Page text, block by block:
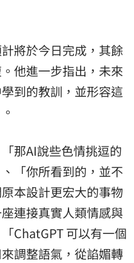
將於今日完成，其餘
他進一步指出，未來
到的教訓，並形容這
那AI說些色情挑逗的
「你所看到的，並不
本設計更宏大的事物
連接真實人類情感與
ChatGPT 可以有一個
調整語氣，從諂媚轉